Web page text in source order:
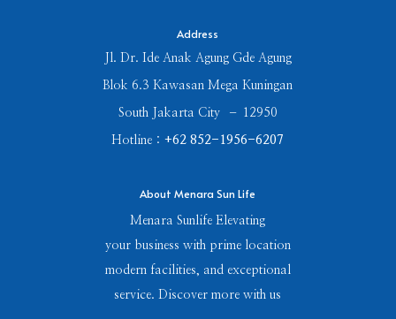
Address
Jl. Dr. Ide Anak Agung Gde Agung
Blok 6.3 Kawasan Mega Kuningan
South Jakarta City – 12950
Hotline :+62 852-1956-6207
About Menara Sun Life
Menara Sunlife Elevating
your business with prime location
modern facilities, and exceptional
service. Discover more with us